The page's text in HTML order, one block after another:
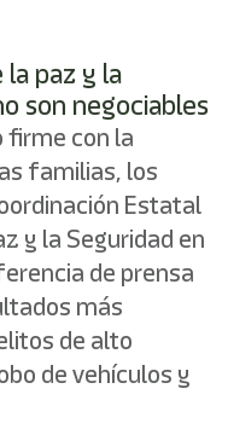
paz y la
son negociables
firme con la
familias, los
Estatal
y la Seguridad en
de prensa
más
de alto
de vehículos y